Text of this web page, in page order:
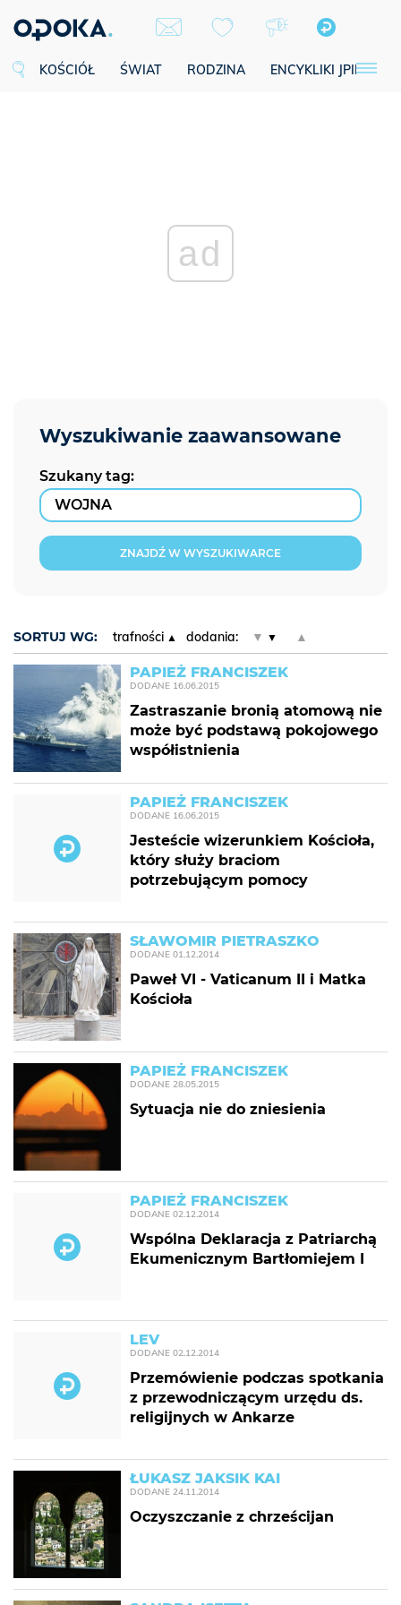
KOŚCIÓŁ ŚWIAT RODZINA ENCYKLIKI JPII
ad
Szukany tag:
ZNAJDŹ W WYSZUKIWARCE
SORTUJ WG: trafności dodania: ▼ ▲
PAPIEŻ FRANCISZEK
DODANE 16.06.2015
Zastraszanie bronią atomową nie
może być podstawą pokojowego
współistnienia
PAPIEŻ FRANCISZEK
DODANE 16.06.2015
Jesteście wizerunkiem Kościoła,
który służy braciom
potrzebującym pomocy
SŁAWOMIR PIETRASZKO
DODANE 01.12.2014
Paweł VI - Vaticanum II i Matka
Kościoła
PAPIEŻ FRANCISZEK
DODANE 28.05.2015
Sytuacja nie do zniesienia
PAPIEŻ FRANCISZEK
DODANE 02.12.2014
Wspólna Deklaracja z Patriarchą
Ekumenicznym Bartłomiejem I
LEV
DODANE 02.12.2014
Przemówienie podczas spotkania
z przewodniczącym urzędu ds.
religijnych w Ankarze
ŁUKASZ JAKSIK KAI
DODANE 24.11.2014
Oczyszczanie z chrześcijan